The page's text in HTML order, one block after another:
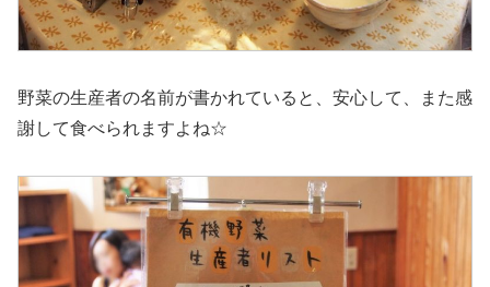
野菜の生産者の名前が書かれていると、安心して、また感
謝して食べられますよね☆